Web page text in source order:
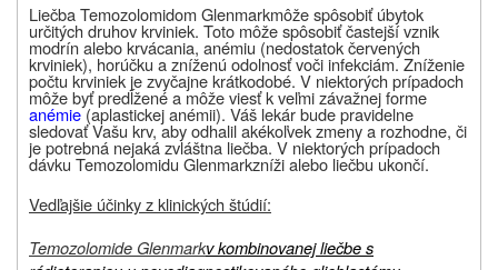
LiečbaTemozolomidom Glenmarkmôže spôsobiť úbytok
určitých druhov krviniek. Toto môže spôsobiť častejší vznik
modrín alebo krvácania, anémiu (nedostatok červených
krviniek), horúčku a zníženú odolnosť voči infekciám. Zníženie
počtu krviniek je zvyčajne krátkodobé. V niektorých prípadoch
môže byť predĺžené a môže viesť k veľmi závažnej forme
anémie(aplastickej anémii). Váš lekár bude pravidelne
sledovať Vašu krv, aby odhalil akékoľvek zmeny a rozhodne, či
je potrebná nejaká zvláštna liečba. V niektorých prípadoch
dávku Temozolomidu Glenmarkzníži alebo liečbu ukončí.
Vedľajšie účinky z klinických štúdií:
Temozolomide Glenmarkv kombinovanej liečbe s